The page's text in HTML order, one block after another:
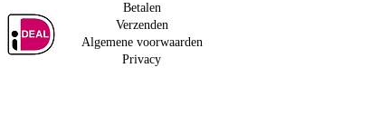
Betalen
Verzenden
Algemene voorwaarden
Privacy